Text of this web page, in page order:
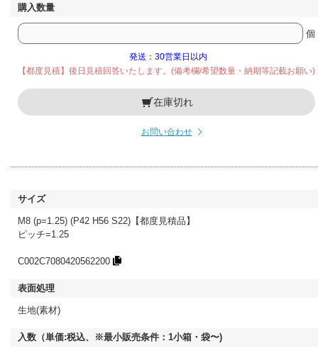
個
発送：30営業日以内
【都度見積】後日見積回答いたします。(備考欄/希望数量・納期等記載お願い)
在庫切れ
お問い合わせ
M8 (p=1.25) (P42 H56 S22)【都度見積品】
ピッチ=1.25
C002C7080420562200
生地(素材)